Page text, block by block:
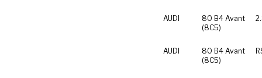
AUDI
80 B4 Avant
(8C5)
AUDI
80 B4 Avant
(8C5)